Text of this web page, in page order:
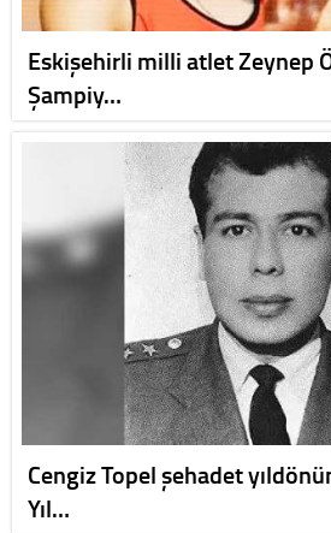
Eskişehirli milli atlet Zeynep
Şampiy…
Cengiz Topel şehadet
Yıl…